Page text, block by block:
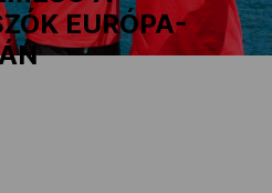
EURÓPA-